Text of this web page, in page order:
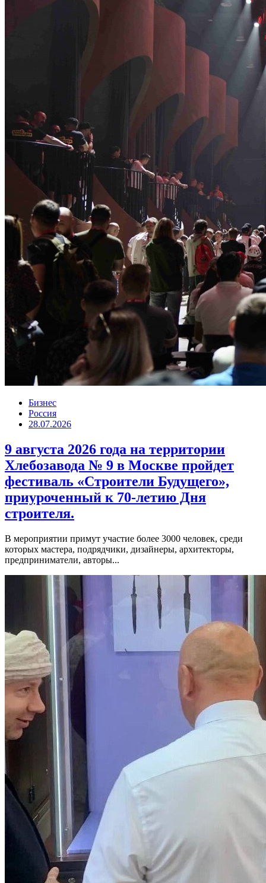
Бизнес
Россия
28.07.2026
9 августа 2026 года на территории
Хлебозавода № 9 в Москве пройдет
фестиваль «Строители Будущего»,
приуроченный к 70-летию Дня
строителя.
В мероприятии примут участие более 3000 человек, среди
которых мастера, подрядчики, дизайнеры, архитекторы,
предприниматели, авторы...